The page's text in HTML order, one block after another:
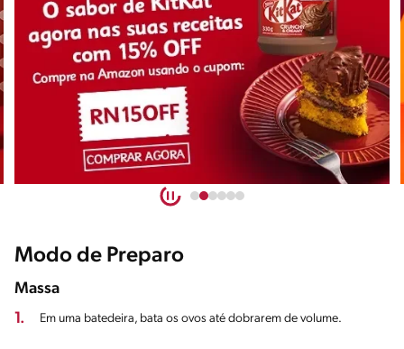
Modo de Preparo
Massa
1.
Em uma batedeira, bata os ovos até dobrarem de volume.